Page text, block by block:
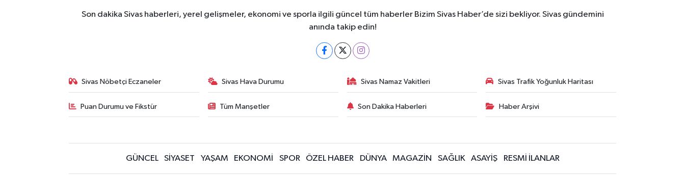
Son dakika Sivas haberleri, yerel gelişmeler, ekonomi ve sporla ilgili güncel tüm haberler Bizim Sivas Haber’de sizi bekliyor. Sivas gündemini
anında takip edin!
Sivas Nöbetçi Eczaneler Sivas Hava Durumu Sivas Namaz Vakitleri Sivas Trafik Yoğunluk Haritası
Puan Durumu ve Fikstür Tüm Manşetler Son Dakika Haberleri Haber Arşivi
GÜNCEL SİYASET YAŞAM EKONOMİ SPOR ÖZEL HABER DÜNYA MAGAZİN SAĞLIK ASAYİŞ RESMİ İLANLAR